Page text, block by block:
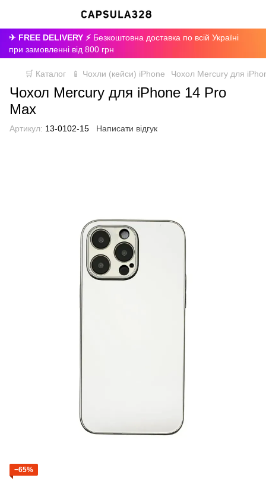
✈ FREE DELIVERY ⚡ Безкоштовна доставка по всій Україні
при замовленні від 800 грн
🛒 Каталог 📱 Чохли (кейси) iPhone Чохол Mercury для
Чохол Mercury для iPhone 14 Pro
Max
Артикул: 13-0102-15 Написати відгук
−65%